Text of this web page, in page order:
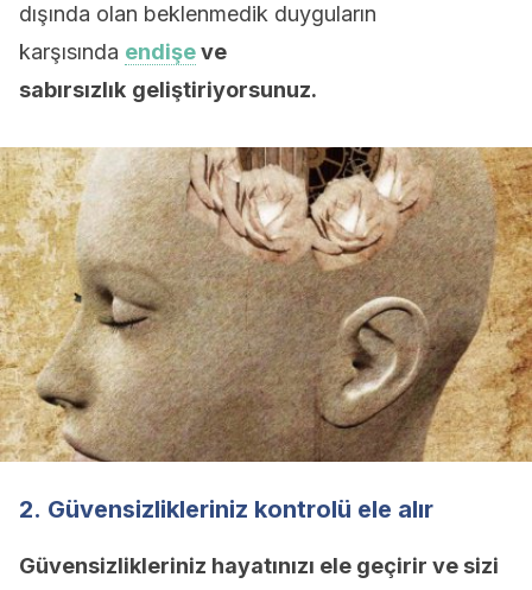
dışında olan beklenmedik duyguların
karşısında endişeve
sabırsızlık geliştiriyorsunuz.
2. Güvensizlikleriniz kontrolü ele alır
Güvensizlikleriniz hayatınızı ele geçirir ve sizi